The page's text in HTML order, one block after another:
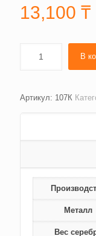
13,100 ₸
В
Артикул: 107К
Металл
Вес